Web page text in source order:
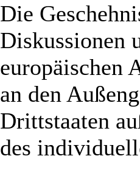
Die
Diskussionen
europäischen
an den
Drittstaaten
des